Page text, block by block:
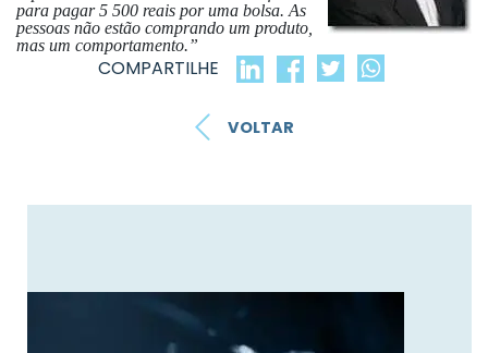
para pagar 5 500 reais por uma bolsa. As
pessoas não estão comprando um produto,
mas um comportamento.”
COMPARTILHE
VOLTAR